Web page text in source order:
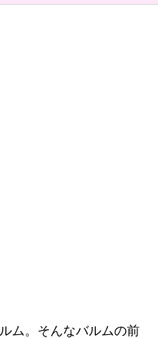
ム。そんなバルムの前